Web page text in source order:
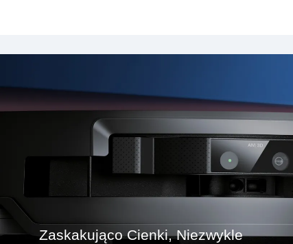
Zaskakująco Cienki, Niezwykle